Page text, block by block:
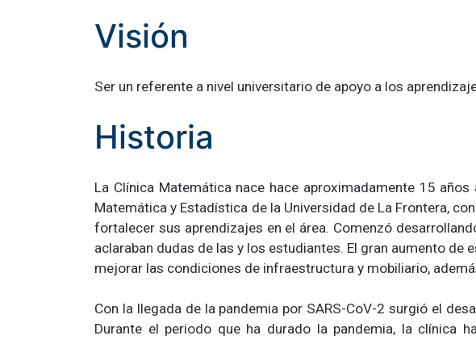
Visión
Ser un referente a nivel universitario de apoyo a los
Historia
La Clínica Matemática nace hace aproximadamente 15
Matemática y Estadística de la Universidad de La Frontera,
fortalecer sus aprendizajes en el área. Comenzó
aclaraban dudas de las y los estudiantes. El gran aumento
mejorar las condiciones de infraestructura y mobiliario,
Con la llegada de la pandemia por SARS-CoV-2 surgió el
Durante el periodo que ha durado la pandemia, la clínica